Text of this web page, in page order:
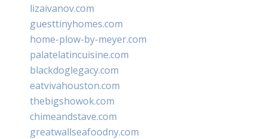
lizaivanov.com
guesttinyhomes.com
home-plow-by-meyer.com
palatelatincuisine.com
blackdoglegacy.com
eatvivahouston.com
thebigshowok.com
chimeandstave.com
greatwallseafoodny.com